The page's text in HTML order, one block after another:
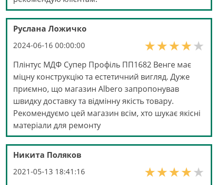
Руслана Ложичко
2024-06-16 00:00:00
Плінтус МДФ Супер Профіль ПП1682 Венге має
міцну конструкцію та естетичний вигляд. Дуже
приємно, що магазин Albero запропонував
швидку доставку та відмінну якість товару.
Рекомендуємо цей магазин всім, хто шукає якісні
матеріали для ремонту
Никита Поляков
2021-05-13 18:41:16